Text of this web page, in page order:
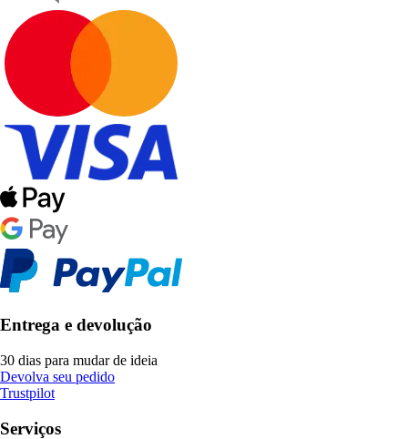
Entrega e devolução
30 dias para mudar de ideia
Devolva seu pedido
Trustpilot
Serviços